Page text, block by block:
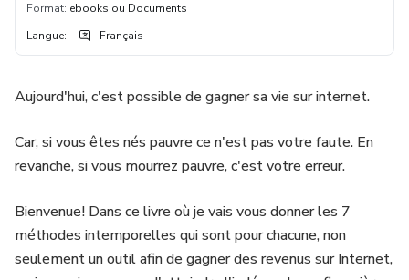
Format: ebooks ou Documents
Langue: Français
Aujourd'hui, c'est possible de gagner sa vie sur internet.
Car, si vous êtes nés pauvre ce n'est pas votre faute. En
revanche, si vous mourrez pauvre, c'est votre erreur.
Bienvenue! Dans ce livre où je vais vous donner les 7
méthodes intemporelles qui sont pour chacune, non
seulement un outil afin de gagner des revenus sur Internet,